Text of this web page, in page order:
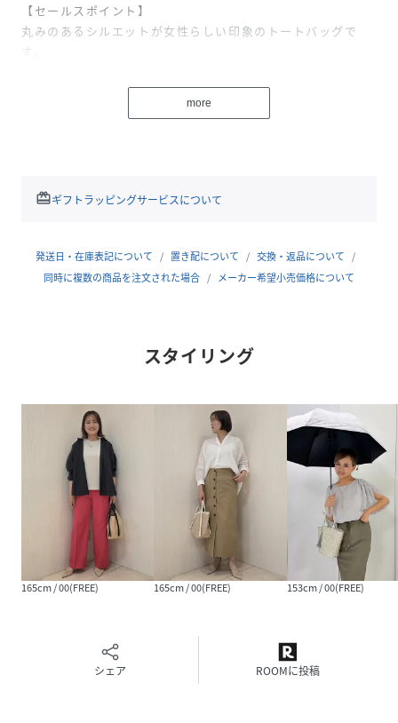
【セールスポイント】
丸みのあるシルエットが女性らしい印象のトートバッグで
す。
開口部はベロ付きマグネット仕様で、さっと開閉でき防犯面
バッグの中がすっきり整い、実用性も兼ね備えています。
表情のある素材感が、シンプルなコーディネートにもなじみ
ます。
ワンピースや軽やかな春夏スタイルと合わせると、抜け感の
【仕様】
・ポケット数：内側×2
■気になるアイテムは『お気に入り登録』がおすすめ！■
【お気に入り登録とは？】
オンラインサイトの各アイテムにある「ハートマーク」をク
【おすすめPOINT】
お得な情報をGETできます！！
more
redeemギフトラッピングサービスについて
発送日・在庫表記について 置き配について
交換・返品について
同時に複数の商品を注文された場合
メーカー希望小売価格について
スタイリング
165cm / 00(FREE) 165cm / 00(FREE) 153cm / 00(FREE)
シェア ROOMに投稿